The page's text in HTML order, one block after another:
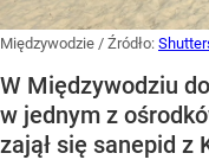
Międzywodzie / Źródło:
W Międzywodziu
w jednym z
zajął się sanepid z